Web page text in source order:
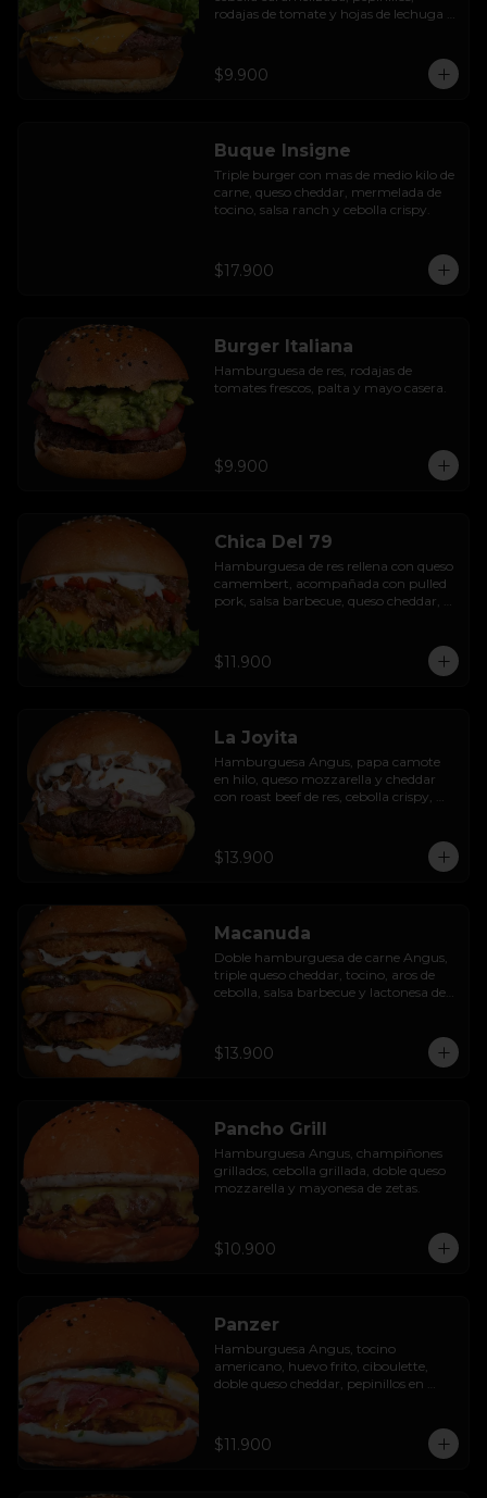
rodajas de tomate y hojas de lechuga
$9.900
Buque Insigne
Triple burger con mas de medio kilo de
carne, queso cheddar, mermelada de
tocino, salsa ranch y cebolla crispy.
$17.900
Burger Italiana
Hamburguesa de res, rodajas de
tomates frescos, palta y mayo casera.
$9.900
Chica Del 79
Hamburguesa de res rellena con queso
camembert, acompañada con pulled
pork, salsa barbecue, queso cheddar,
$11.900
La Joyita
Hamburguesa Angus, papa camote
en hilo, queso mozzarella y cheddar
con roast beef de res, cebolla crispy,
$13.900
Macanuda
Doble hamburguesa de carne Angus,
triple queso cheddar, tocino, aros de
cebolla, salsa barbecue y lactonesa de
$13.900
Pancho Grill
Hamburguesa Angus, champiñones
grillados, cebolla grillada, doble queso
mozzarella y mayonesa de zetas.
$10.900
Panzer
Hamburguesa Angus, tocino
americano, huevo frito, ciboulette,
doble queso cheddar, pepinillos en
$11.900